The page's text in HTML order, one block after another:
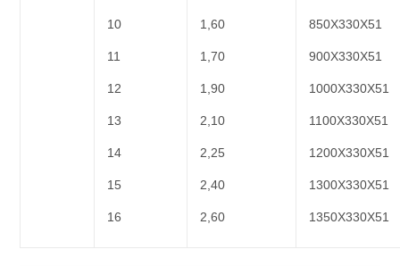
10
11
12
13
14
15
16
1,60
1,70
1,90
2,10
2,25
2,40
2,60
850Х330Х51
900Х330Х51
1000Х330Х51
1100Х330Х51
1200Х330Х51
1300Х330Х51
1350Х330Х51